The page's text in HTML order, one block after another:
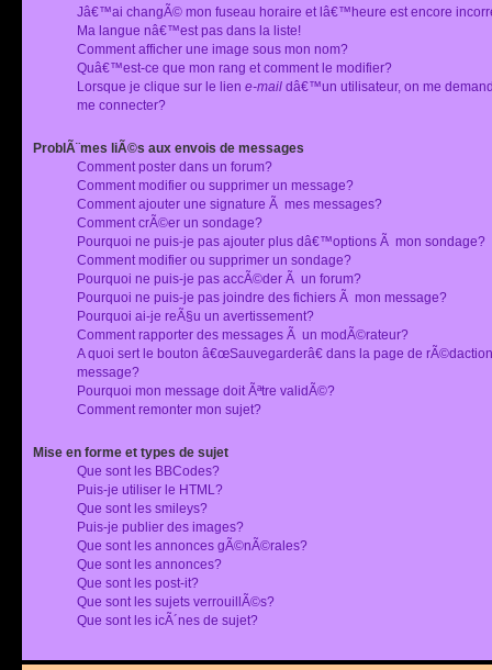
Jâ€™ai changÃ© mon fuseau horaire et lâ€™heure est encore
Ma langue nâ€™est pas dans la liste!
Comment afficher une image sous mon nom?
Quâ€™est-ce que mon rang et comment le modifier?
Lorsque je clique sur le lien e-mail dâ€™un utilisateur, on me
me connecter?
ProblÃ¨mes liÃ©s aux envois de messages
Comment poster dans un forum?
Comment modifier ou supprimer un message?
Comment ajouter une signature Ã mes messages?
Comment crÃ©er un sondage?
Pourquoi ne puis-je pas ajouter plus dâ€™options Ã mon sondage?
Comment modifier ou supprimer un sondage?
Pourquoi ne puis-je pas accÃ©der Ã un forum?
Pourquoi ne puis-je pas joindre des fichiers Ã mon message?
Pourquoi ai-je reÃ§u un avertissement?
Comment rapporter des messages Ã un modÃ©rateur?
A quoi sert le bouton â€œSauvegarderâ€ dans la page de
message?
Pourquoi mon message doit Ãªtre validÃ©?
Comment remonter mon sujet?
Mise en forme et types de sujet
Que sont les BBCodes?
Puis-je utiliser le HTML?
Que sont les smileys?
Puis-je publier des images?
Que sont les annonces gÃ©nÃ©rales?
Que sont les annonces?
Que sont les post-it?
Que sont les sujets verrouillÃ©s?
Que sont les icÃ´nes de sujet?